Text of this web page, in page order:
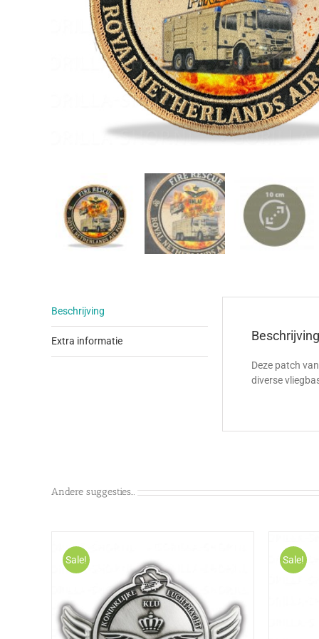
Beschrijving
Extra informatie Beschrijving
Deze patch van
diverse
Andere suggesties…
Sale! Sale!